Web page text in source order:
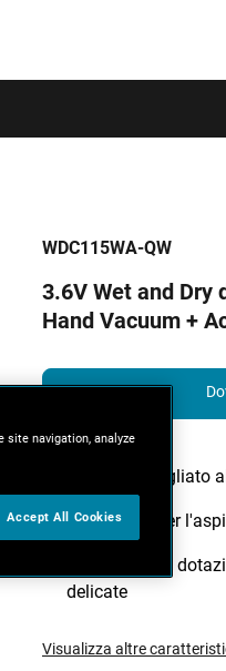
WDC115WA-QW
3.6V Wet and
Hand Vacuum +
Prezzo consigliato
Accessorio per
Spazzolina in
delicate
Visualizza altre
site navigation, analyze
Accept All Cookies